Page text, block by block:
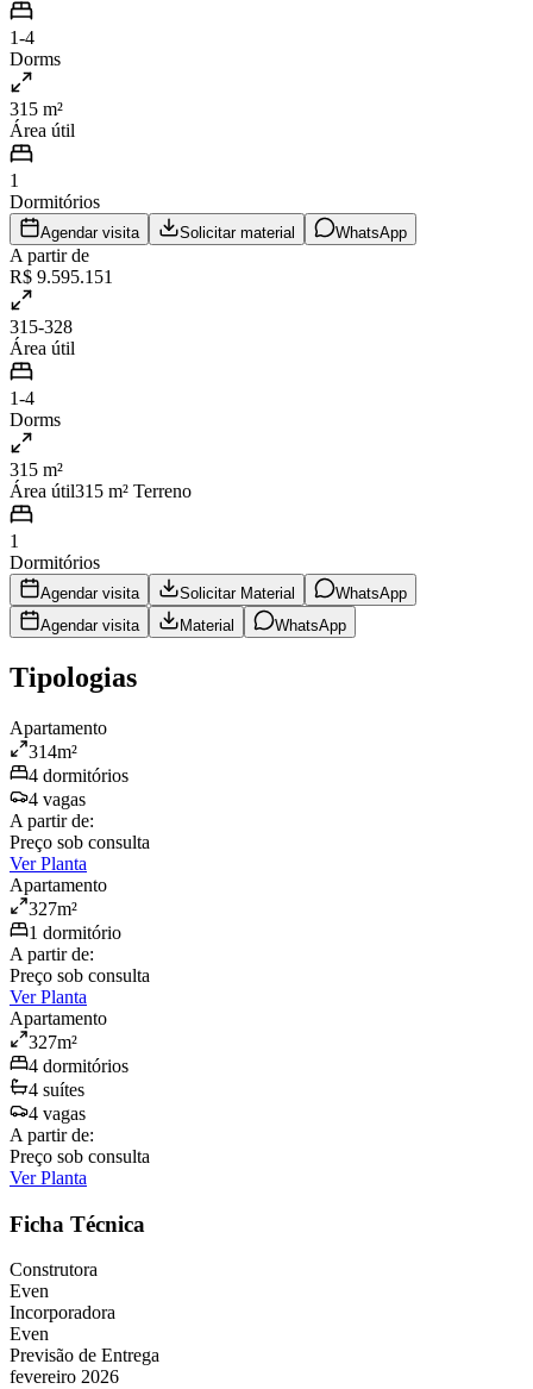
1-4
Dorms
315 m²
Área útil
1
Dormitórios
Agendar visita Solicitar material WhatsApp
A partir de
R$ 9.595.151
315-328
Área útil
1-4
Dorms
315 m²
Área útil315 m² Terreno
1
Dormitórios
Agendar visita Solicitar Material
WhatsApp
Agendar visita
Material WhatsApp
Tipologias
Apartamento
314m²
4 dormitórios
4 vagas
A partir de:
Preço sob consulta
Ver Planta
Apartamento
327m²
1 dormitório
A partir de:
Preço sob consulta
Ver Planta
Apartamento
327m²
4 dormitórios
4 suítes
4 vagas
A partir de:
Preço sob consulta
Ver Planta
Ficha Técnica
Construtora
Even
Incorporadora
Even
Previsão de Entrega
fevereiro 2026